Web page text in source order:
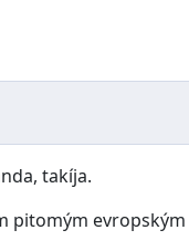
takíja.
pitomým